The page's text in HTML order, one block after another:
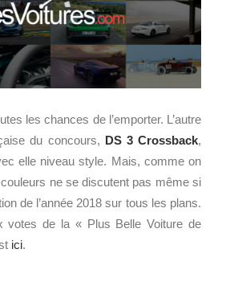
les chances de l’emporter. L’autre
du concours, DS 3 Crossback,
elle niveau style. Mais, comme on
ne se discutent pas même si
de l’année 2018 sur tous les plans.
votes de la « Plus Belle Voiture de
ici.